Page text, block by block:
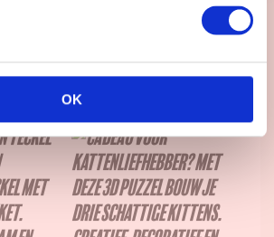
OK
ideaal voor een rustig uurtje met
Even zonder scherm, zonder
tastbaar resultaat.